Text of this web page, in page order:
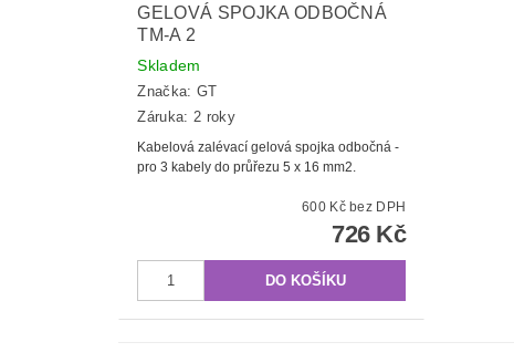
GELOVÁ SPOJKA ODBOČNÁ
TM-A 2
Skladem
Značka: GT
Záruka: 2 roky
Kabelová zalévací gelová spojka odbočná -
pro 3 kabely do průřezu 5 x 16 mm2.
600 Kč bez DPH
726 Kč